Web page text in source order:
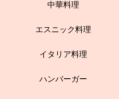
中華料理
エスニック料理
イタリア料理
ハンバーガー